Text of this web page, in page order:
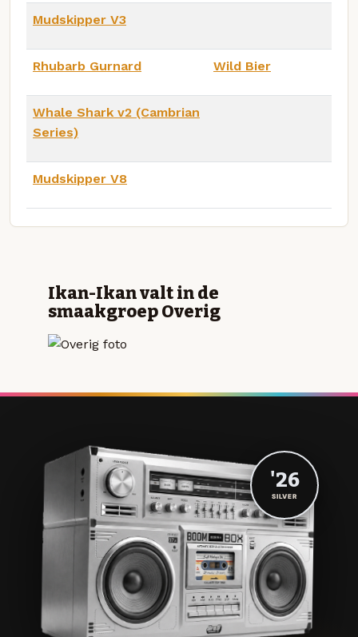
Mudskipper V3
Rhubarb Gurnard Wild Bier
Whale Shark v2 (Cambrian
Series)
Mudskipper V8
Ikan-Ikan valt in de
smaakgroep Overig
'26
SILVER